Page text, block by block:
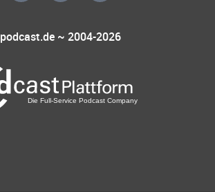
podcast.de ~ 2004-2026